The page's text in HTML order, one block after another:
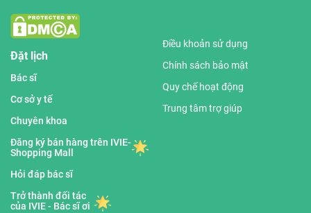
Đặt lịch
Bác sĩ
Cơ sở y tế
Chuyên khoa
Đăng ký bán hàng trên IVIE-
Shopping Mall
Hỏi đáp bác sĩ
Trở thành đối tác
của IVIE - Bác sĩ ơi
Điều khoản sử dụng
Chính sách bảo mật
Quy chế hoạt động
Trung tâm trợ giúp